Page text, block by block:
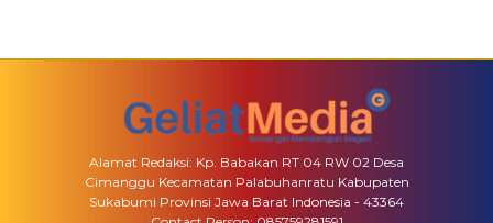
Alamat Redaksi: Kp. Babakan RT 04 RW 02 Desa
Cimanggu Kecamatan Palabuhanratu Kabupaten
Sukabumi Provinsi Jawa Barat Indonesia - 43364